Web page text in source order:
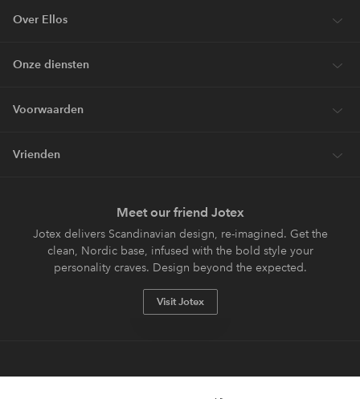
Over Ellos
Onze diensten
Voorwaarden
Vrienden
Meet our friend Jotex
Jotex delivers Scandinavian design, re-imagined. Get the
clean, Nordic base, infused with the bold style your
personality craves. Design beyond the expected.
Visit Jotex